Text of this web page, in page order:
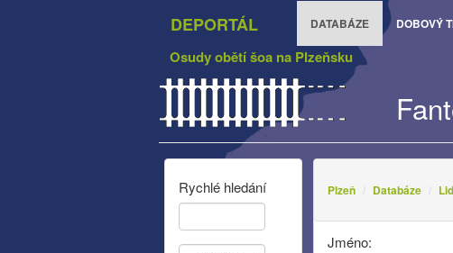
DEPORTÁL DATABÁZE DOBOVÝ
Osudy obětí šoa na Plzeňsku
Plzeň Databáze
Jméno:
Rychlé hledání